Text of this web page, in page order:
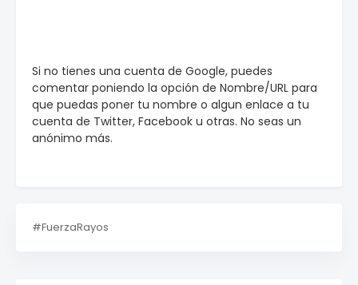
Si no tienes una cuenta de Google, puedes
comentar poniendo la opción de Nombre/URL para
que puedas poner tu nombre o algun enlace a tu
cuenta de Twitter, Facebook u otras. No seas un
anónimo más.
#FuerzaRayos